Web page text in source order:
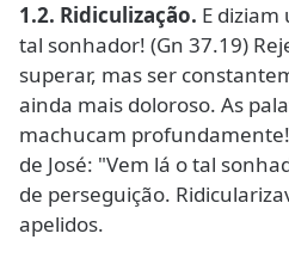
1.2. Ridiculização. E
tal sonhador! (Gn 37.19)
superar, mas ser
ainda mais doloroso. As
machucam
de José: "Vem lá o tal
de perseguição.
apelidos.